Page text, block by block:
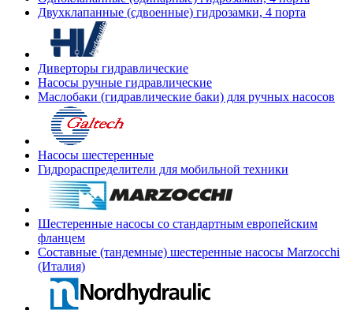
Двухклапанные (сдвоенные) гидрозамки, 4 порта
Диверторы гидравлические
Насосы ручные гидравлические
Маслобаки (гидравлические баки) для ручных насосов
Насосы шестеренные
Гидрораспределители для мобильной техники
Шестеренные насосы со стандартным европейским
фланцем
Составные (тандемные) шестеренные насосы Marzocchi
(Италия)